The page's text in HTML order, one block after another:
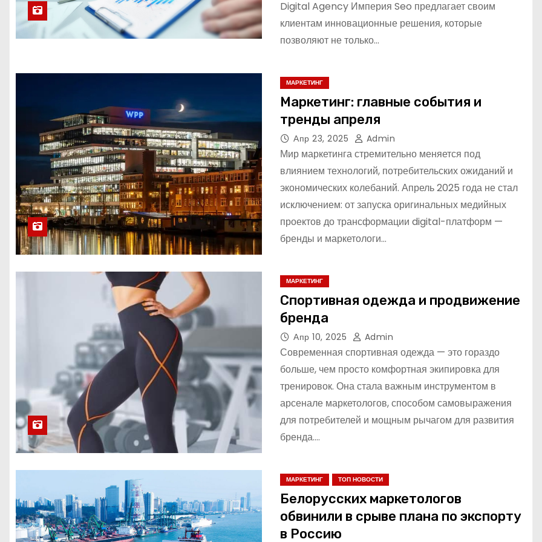
Digital Agency Империя Seo предлагает своим
клиентам инновационные решения, которые
позволяют не только…
МАРКЕТИНГ
Маркетинг: главные события и
тренды апреля
Апр 23, 2025 Admin
Мир маркетинга стремительно меняется под
влиянием технологий, потребительских ожиданий и
экономических колебаний. Апрель 2025 года не стал
исключением: от запуска оригинальных медийных
проектов до трансформации digital-платформ —
бренды и маркетологи…
МАРКЕТИНГ
Спортивная одежда и продвижение
бренда
Апр 10, 2025 Admin
Современная спортивная одежда — это гораздо
больше, чем просто комфортная экипировка для
тренировок. Она стала важным инструментом в
арсенале маркетологов, способом самовыражения
для потребителей и мощным рычагом для развития
бренда.…
МАРКЕТИНГ ТОП НОВОСТИ
Белорусских маркетологов
обвинили в срыве плана по экспорту
в Россию